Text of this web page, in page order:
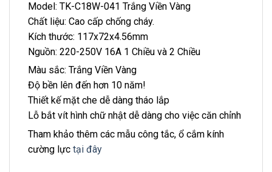
Model: TK-C18W-041 Trắng Viền Vàng
Chất liệu: Cao cấp chống cháy.
Kích thước: 117x72x4.56mm
Nguồn: 220-250V 16A 1 Chiều và 2 Chiều
Màu sắc: Trắng Viền Vàng
Độ bền lên đến hơn 10 năm!
Thiết kế mặt che dễ dàng tháo lắp
Lỗ bắt vít hình chữ nhật dễ dàng cho việc căn chỉnh
Tham khảo thêm các mẫu công tắc, ổ cắm kính
cường lực tại đây